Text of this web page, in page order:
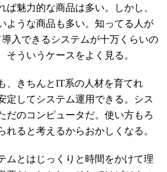
魅力的な商品は多い。しかし、
ような商品も多い。知ってる人が
入できるシステムが十万くらいの
そういうケースをよく見る。
、きちんとIT系の人材を育てれ
定してシステム運用できる。シス
だのコンピュータだ。使い方もろ
れると考えるからおかしくなる。
とはじっくりと時間をかけて理